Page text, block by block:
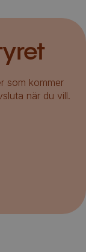
som kommer
när du vill.